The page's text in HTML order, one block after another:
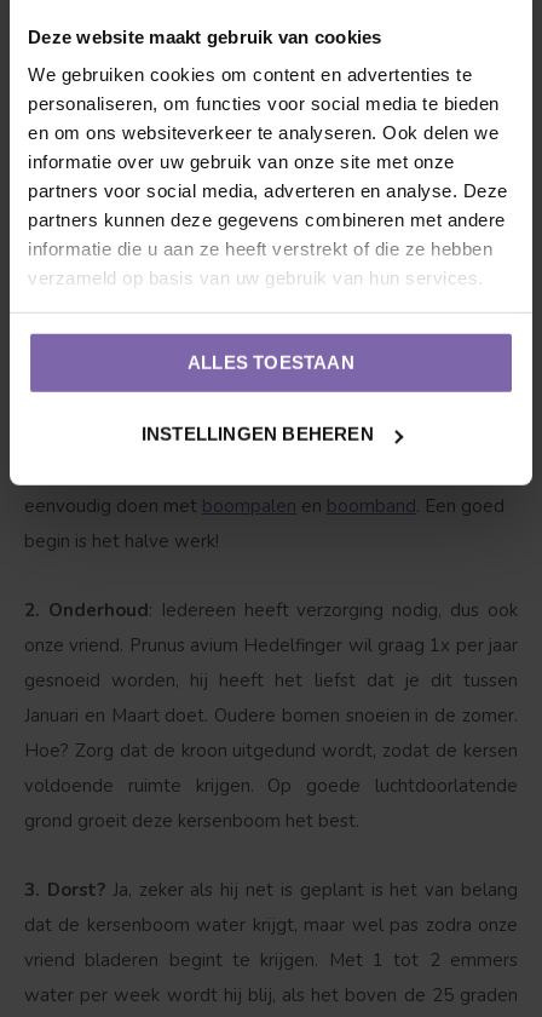
Deze website maakt gebruik van cookies
We gebruiken cookies om content en advertenties te
personaliseren, om functies voor social media te bieden
en om ons websiteverkeer te analyseren. Ook delen we
informatie over uw gebruik van onze site met onze
partners voor social media, adverteren en analyse. Deze
partners kunnen deze gegevens combineren met andere
informatie die u aan ze heeft verstrekt of die ze hebben
verzameld op basis van uw gebruik van hun services.
ALLES TOESTAAN
INSTELLINGEN BEHEREN
Hoe groot zijn de vruchten?
De kersen zijn bovengemiddeld groot en stevig van
structuur.
1. Verhuizing : Nadat de kersenboom | Prunus avium
Hedelfinger de reis heeft afgelegd vanuit onze
boomkwekerij tot in jouw tuin begint het pas echt voor jou
en de boom. Graaf een ruim gat voor de wortels of kluit,
zorg voor een droge ondergrond. Owja, niet te diep, zorg
dat de stam maximaal 5 centimeter in de grond zit. Als de
verstandig om 1 zak aanplantgrond erbij te doen. Ook is het
eenvoudig doen met boompalen en boomband. Een goed
begin is het halve werk!
2. Onderhoud: Iedereen heeft verzorging nodig, dus ook
onze vriend. Prunus avium Hedelfinger wil graag 1x per jaar
gesnoeid worden, hij heeft het liefst dat je dit tussen
Januari en Maart doet. Oudere bomen snoeien in de zomer.
Hoe? Zorg dat de kroon uitgedund wordt, zodat de kersen
voldoende ruimte krijgen. Op goede luchtdoorlatende
grond groeit deze kersenboom het best.
3. Dorst?Ja, zeker als hij net is geplant is het van belang
dat de kersenboom water krijgt, maar wel pas zodra onze
vriend bladeren begint te krijgen. Met 1 tot 2 emmers
water per week wordt hij blij, als het boven de 25 graden